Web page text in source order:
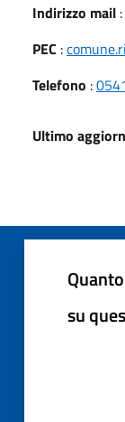
Indirizzo mail :
PEC :
Telefono :
Ultimo
su